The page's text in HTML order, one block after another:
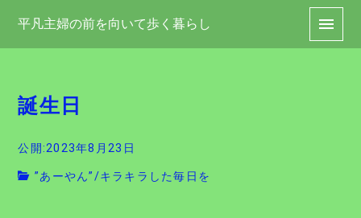
平凡主婦の前を向いて歩く暮らし
誕生日
公開:2023年8月23日
”あーやん”/キラキラした毎日を